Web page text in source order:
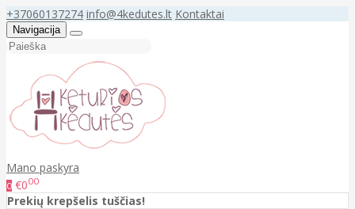
+37060137274 info@4kedutes.lt Kontaktai
Navigacija
Mano paskyra
0 €000
Prekių krepšelis tuščias!